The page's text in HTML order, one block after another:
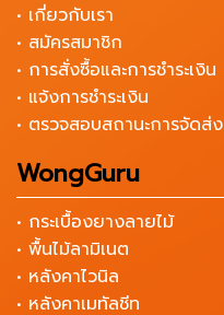
• เกี่ยวกับเรา
• สมัครสมาชิก
• การสั่งซื้อและการชำระเงิน
• แจ้งการชำระเงิน
• ตรวจสอบสถานะการจัดส่ง
WongGuru
• กระเบื้องยางลายไม้
• พื้นไม้ลามิเนต
• หลังคาไวนิล
• หลังคาเมทัลชีท